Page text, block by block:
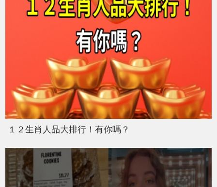
１２生肖人品大排行！有你嗎？